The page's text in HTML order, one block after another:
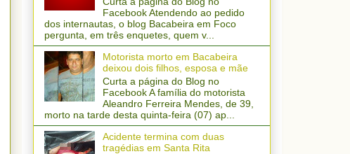
Facebook Atendendo ao pedido
dos internautas, o blog Bacabeira em Foco
pergunta, em três enquetes, quem v...
Motorista morto em Bacabeira
deixou dois filhos, esposa e mãe
Curta a página do Blog no
Facebook A família do motorista
Aleandro Ferreira Mendes, de 39,
morto na tarde desta quinta-feira (07) ap...
Acidente termina com duas
tragédias em Santa Rita